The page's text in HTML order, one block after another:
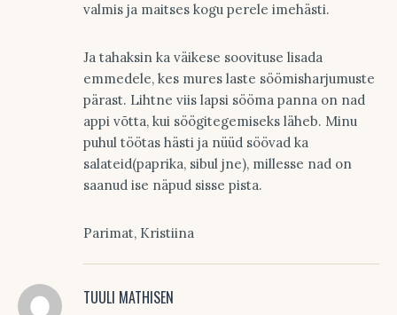
valmis ja maitses kogu perele imehästi.
Ja tahaksin ka väikese soovituse lisada
emmedele, kes mures laste söömisharjumuste
pärast. Lihtne viis lapsi sööma panna on nad
appi võtta, kui söögitegemiseks läheb. Minu
puhul töötas hästi ja nüüd söövad ka
salateid(paprika, sibul jne), millesse nad on
saanud ise näpud sisse pista.
Parimat, Kristiina
TUULI MATHISEN